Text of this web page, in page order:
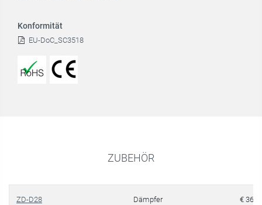
Konformität
EU-DoC_SC3518
ZUBEHÖR
ZD-D28 Dämpfer €